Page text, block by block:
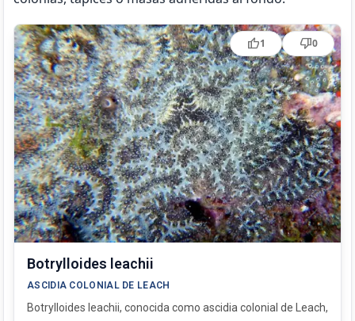
Botrylloides leachii
Botryllus schlosseri
Clavelina lepadiformis
Halocynthia papillosa
Microcosmus sabatieri
Myriapora truncata
Pentapora fascialis
Phallusia mammillata
Reteporella grimaldii
Botrylloides leachii
ASCIDIA COLONIAL DE LEACH
Botrylloides leachii, conocida como ascidia colonial de Leach,
thumb_up1 thumb_down0